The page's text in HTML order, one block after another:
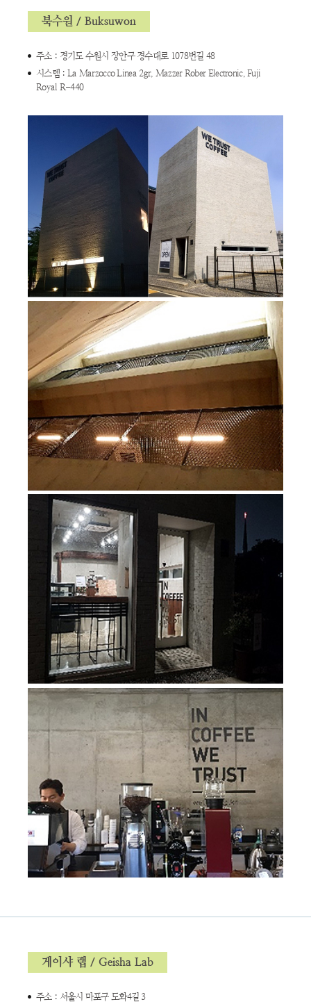
북수원 / Buksuwon
주소 : 경기도 수원시 장안구 경수대로 1078번길 48
시스템 : La Marzocco Linea 2gr, Mazzer Rober Electronic, Fuji
Royal R-440
게이샤 랩 / Geisha Lab
주소 : 서울시 마포구 도화4길 3